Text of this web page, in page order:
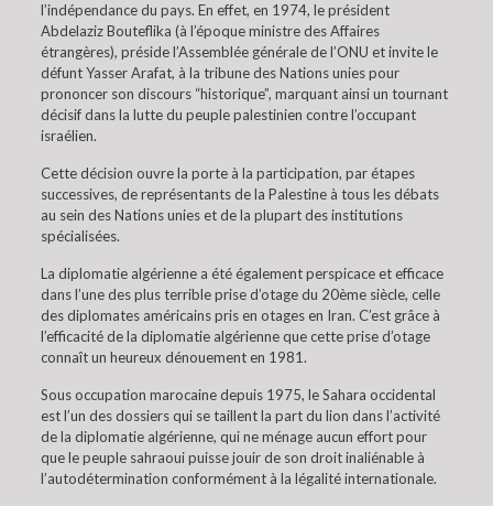
l’indépendance du pays. En effet, en 1974, le président
Abdelaziz Bouteflika (à l’époque ministre des Affaires
étrangères), préside l’Assemblée générale de l’ONU et invite le
défunt Yasser Arafat, à la tribune des Nations unies pour
prononcer son discours “historique”, marquant ainsi un tournant
décisif dans la lutte du peuple palestinien contre l’occupant
israélien.
Cette décision ouvre la porte à la participation, par étapes
successives, de représentants de la Palestine à tous les débats
au sein des Nations unies et de la plupart des institutions
spécialisées.
La diplomatie algérienne a été également perspicace et efficace
dans l’une des plus terrible prise d’otage du 20ème siècle, celle
des diplomates américains pris en otages en Iran. C’est grâce à
l’efficacité de la diplomatie algérienne que cette prise d’otage
connaît un heureux dénouement en 1981.
Sous occupation marocaine depuis 1975, le Sahara occidental
est l’un des dossiers qui se taillent la part du lion dans l’activité
de la diplomatie algérienne, qui ne ménage aucun effort pour
que le peuple sahraoui puisse jouir de son droit inaliénable à
l’autodétermination conformément à la légalité internationale.